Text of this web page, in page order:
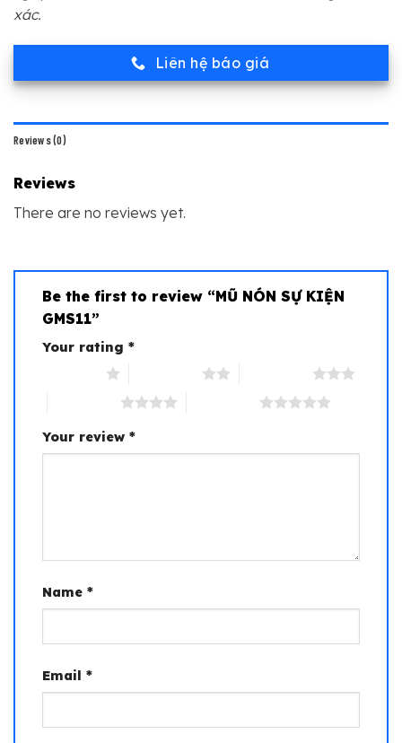
xác.
Liên hệ báo giá
Reviews (0)
Reviews
There are no reviews yet.
Be the first to review “MŨ NÓN SỰ KIỆN
GMS11”
Your rating *
Your review *
Name *
Email *